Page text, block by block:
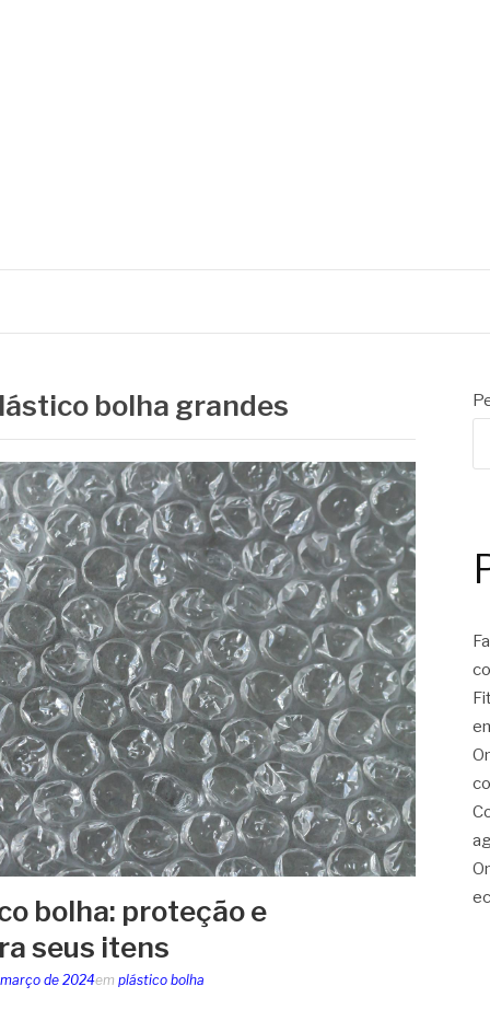
bolha grandes
bolha: proteção e
seus itens
de 2024em plástico bolha